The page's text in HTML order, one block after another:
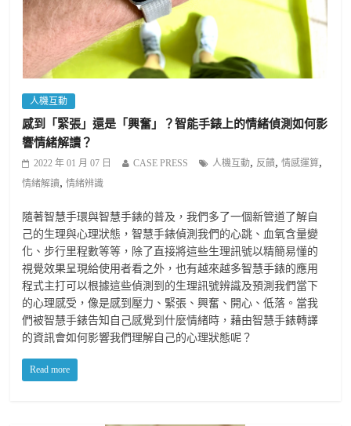
人機互動
感到「緊張」還是「興奮」？智能手錶上的情緒偵測如何影
響情緒解讀？
2022 年 01 月 07 日 CASE PRESS 人機互動, 反饋,情感運算,
情緒解讀,情緒辨識
隨著智慧手環與智慧手錶的普及，我們多了一個新管道了解自
己的生理與心理狀態，智慧手錶偵測我們的心跳、血氧含量變
化、步行里程數等等，除了直接將這些生理訊號以精簡易懂的
視覺效果呈現給使用者看之外，也有越來越多智慧手錶的應用
程式主打可以根據這些偵測到的生理訊號辨識及預測我們當下
的心理感受，像是感到壓力、緊張、興奮、開心、低落。當我
們被智慧手錶告知自己感覺到什麼情緒時，藉由智慧手錶轉譯
的資訊會如何影響我們理解自己的心理狀態呢？
Read more